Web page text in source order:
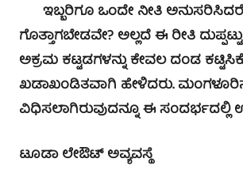
ಇಬ್ಬರಿಗೂ ಒಂದೇ ನೀತಿ
ಗೊತ್ತಾಗಬೇಡವೇ? ಅಲ್ಲದೆ ಈ ರೀತಿ
ಅಕ್ರಮ ಕಟ್ಟಡಗಳನ್ನು ಕೇವಲ ದಂಡ
ಖಡಾಖಂಡಿತವಾಗಿ ಹೇಳಿದರು. ಮಂಗಳೂರಿನ
ವಿಧಿಸಲಾಗಿರುವುದನ್ನೂ ಈ ಸಂದರ್ಭದಲ್ಲಿ
ಟೂಡಾ ಲೇಔಟ್ ಅವ್ಯವಸ್ಥೆ